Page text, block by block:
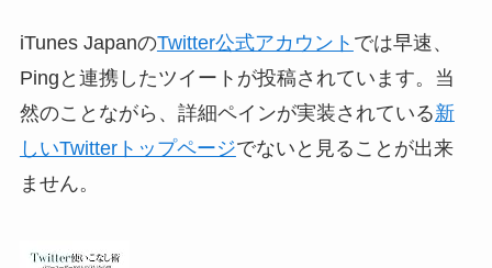
iTunes JapanのTwitter公式アカウント では早速、
Pingと連携したツイートが投稿されています。当
然のことながら、詳細ペインが実装されている新
しいTwitterトップページでないと見ることが出来
ません。